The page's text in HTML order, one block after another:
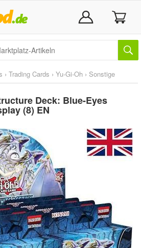
› Trading Cards › Yu-Gi-Oh › Sonstige
Deck: Blue-Eyes
(8) EN